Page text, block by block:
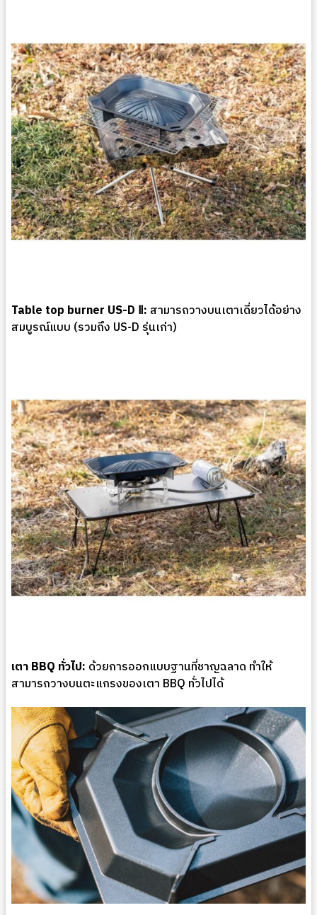
Table top burner US-D Ⅱ: สามารถวางบนเตาเดี่ยวได้อย่าง
สมบูรณ์แบบ (รวมถึง US-D รุ่นเก่า)
เตา BBQ ทั่วไป: ด้วยการออกแบบฐานที่ชาญฉลาด ทำให้
สามารถวางบนตะแกรงของเตา BBQ ทั่วไปได้